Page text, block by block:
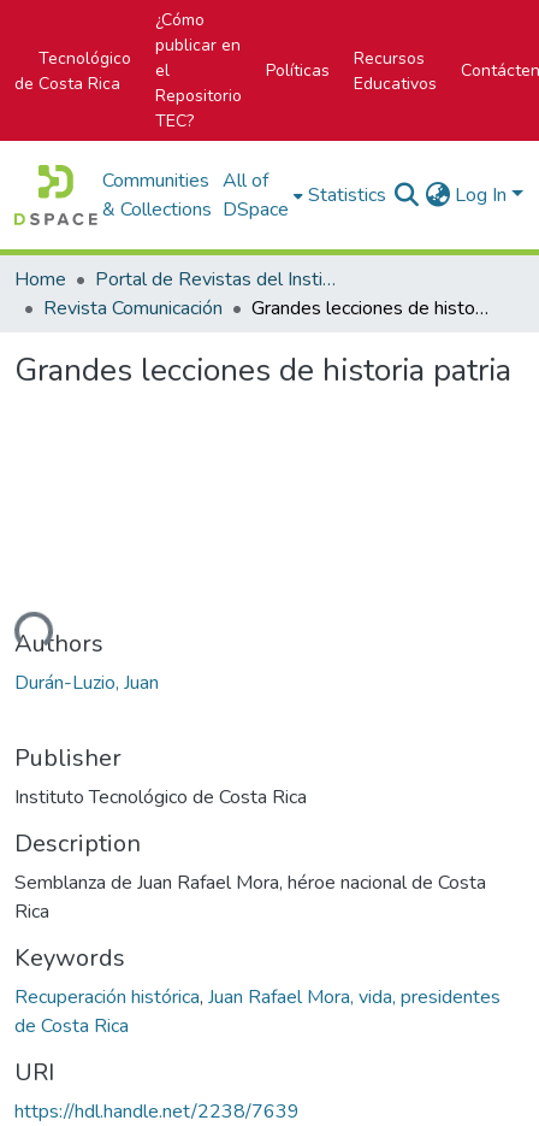
Tecnológico
de Costa Rica
¿Cómo
publicar en
el
Repositorio
TEC?
Políticas
Recursos
Educativos
Communities
& Collections
All of
DSpace
Statistics Log In
Home
Portal de Revistas del Instituto Tecnológico de Costa Rica
Revista Comunicación
Grandes lecciones de historia patria
Grandes lecciones de historia patria
Authors
Durán-Luzio, Juan
Publisher
Instituto Tecnológico de Costa Rica
Description
Semblanza de Juan Rafael Mora, héroe nacional de Costa
Rica
Keywords
Recuperación histórica, Juan Rafael Mora, vida, presidentes
de Costa Rica
URI
https://hdl.handle.net/2238/7639